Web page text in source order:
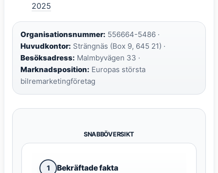
2025
Organisationsnummer: 556664-5486 ·
Huvudkontor: Strängnäs (Box 9, 645 21) ·
Besöksadress: Malmbyvägen 33 ·
Marknadsposition: Europas största
bilremarketingföretag
SNABBÖVERSIKT
1 Bekräftade fakta